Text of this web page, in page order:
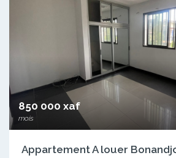
850 000 xaf
mois
Appartement A louer